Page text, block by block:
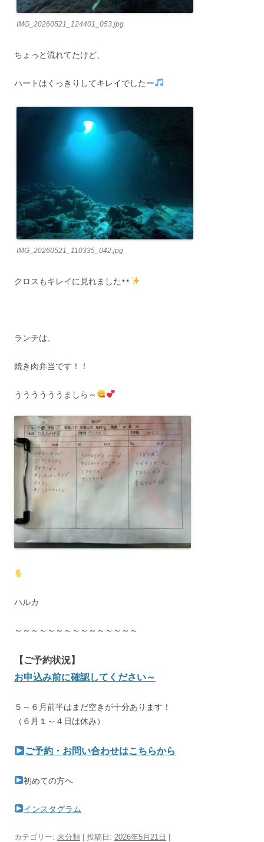
IMG_20260521_124401_053.jpg
ちょっと流れてたけど、
ハートはくっきりしてキレイでしたー
IMG_20260521_110335_042.jpg
クロスもキレイに見れました
ランチは、
焼き肉弁当です！！
ううううううましら～
ハルカ
～～～～～～～～～～～～～～～
【ご予約状況】
お申込み前に確認してください～
５～６月前半はまだ空きが十分あります！
（６月１～４日は休み）
ご予約・お問い合わせはこちらから
初めての方へ
インスタグラム
カテゴリー: 未分類 | 投稿日: 2026年5月21日